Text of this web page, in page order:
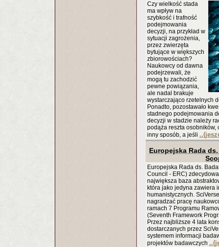
Czy wielkość stada
ma wpływ na
szybkość i trafność
podejmowania
decyzji, na przykład w
sytuacji zagrożenia,
przez zwierzęta
bytujące w większych
zbiorowościach?
Naukowcy od dawna
podejrzewali, że
mogą tu zachodzić
pewne powiązania,
ale nadal brakuje
wystarczająco rzetelnych
Ponadto, pozostawało
stadnego podejmowania
decyzji w stadzie należy
podąża reszta osobników,
inny sposób, a jeśli
Europejska Rada
Europejska Rada ds.
Council - ERC)
największa baza
która jako jedyna zawiera
humanistycznych.
nagradzać pracę
ramach 7 Programu
(Seventh Framework
Przez najbliższe 4 lata
dostarczanych przez
systemem informacji
projektów badawczych